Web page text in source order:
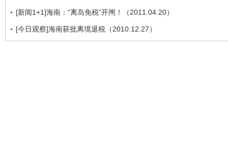
[新闻1+1]海南：“离岛免税”开闸！（2011.04.20）
[今日观察]海南获批离境退税（2010.12.27）